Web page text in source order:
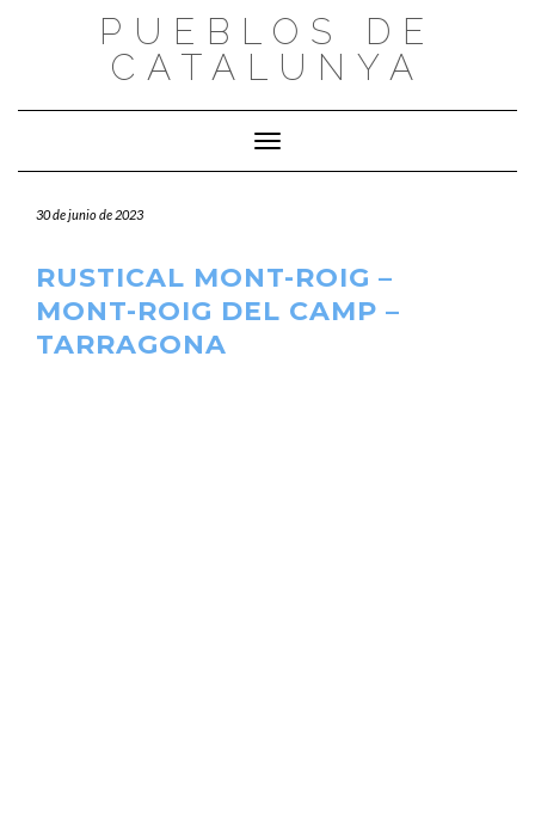
PUEBLOS DE
CATALUNYA
Cambiar modo de navegación
30 de junio de 2023
RUSTICAL MONT-ROIG –
MONT-ROIG DEL CAMP –
TARRAGONA